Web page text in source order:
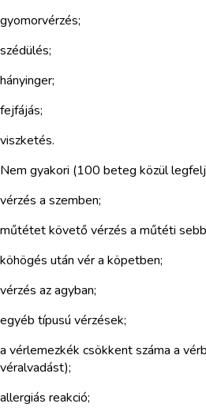
gyomorvérzés;
szédülés;
hányinger;
fejfájás;
viszketés.
Nem gyakori (100 beteg közül
vérzés a szemben;
műtétet követő vérzés a műtéti
köhögés után vér a köpetben;
vérzés az agyban;
egyéb típusú vérzések;
a vérlemezkék csökkent száma a
véralvadást);
allergiás reakció;